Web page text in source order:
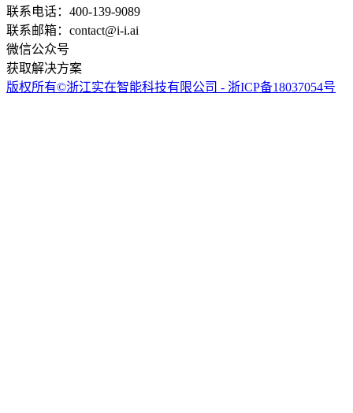
联系电话：400-139-9089
联系邮箱：contact@i-i.ai
微信公众号
获取解决方案
版权所有©浙江实在智能科技有限公司 - 浙ICP备18037054号